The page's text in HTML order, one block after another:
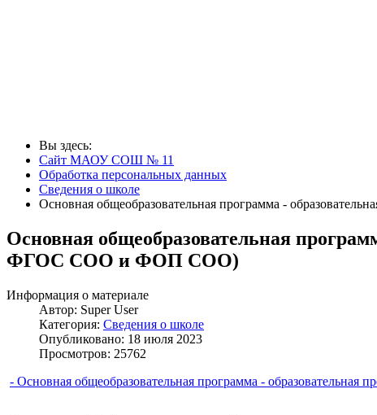
Вы здесь:
Сайт МАОУ СОШ № 11
Обработка персональных данных
Сведения о школе
Основная общеобразовательная программа -
Основная общеобразовательная
ФГОС СОО и ФОП СОО)
Информация о материале
Автор: Super User
Категория: Сведения о школе
Опубликовано: 18 июля 2023
Просмотров: 25762
- Основная общеобразовательная программа -